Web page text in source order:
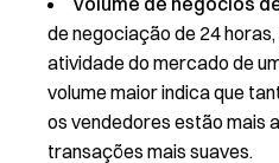
de negociação de 24
atividade do mercado de
volume maior indica que
os vendedores estão mais
transações mais suaves.